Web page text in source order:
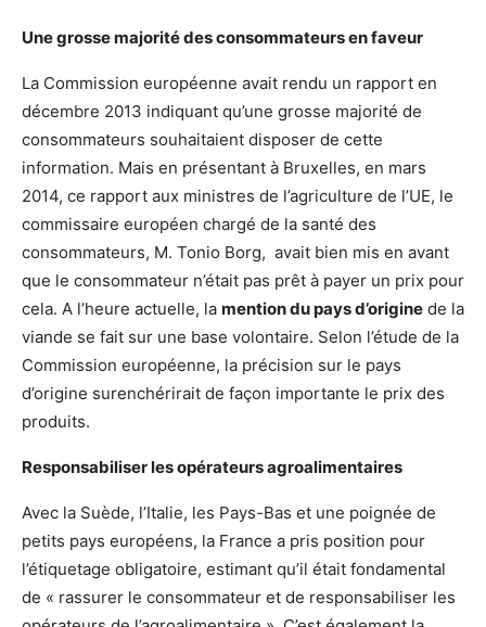
Une grosse majorité des consommateurs en faveur
La Commission européenne avait rendu un rapport en
décembre 2013 indiquant qu’une grosse majorité de
consommateurs souhaitaient disposer de cette
information. Mais en présentant à Bruxelles, en mars
2014, ce rapport aux ministres de l’agriculture de l’UE, le
commissaire européen chargé de la santé des
consommateurs, M. Tonio Borg, avait bien mis en avant
que le consommateur n’était pas prêt à payer un prix pour
cela. A l’heure actuelle, la mention du pays d’origine de la
viande se fait sur une base volontaire. Selon l’étude de la
Commission européenne, la précision sur le pays
d’origine surenchérirait de façon importante le prix des
produits.
Responsabiliser les opérateurs agroalimentaires
Avec la Suède, l’Italie, les Pays-Bas et une poignée de
petits pays européens, la France a pris position pour
l’étiquetage obligatoire, estimant qu’il était fondamental
de « rassurer le consommateur et de responsabiliser les